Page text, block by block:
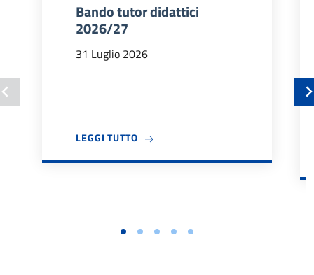
Bando tutor didattici
2026/27
31 Luglio 2026
LEGGI TUTTOA PROPOSITO DI BANDO TUTOR